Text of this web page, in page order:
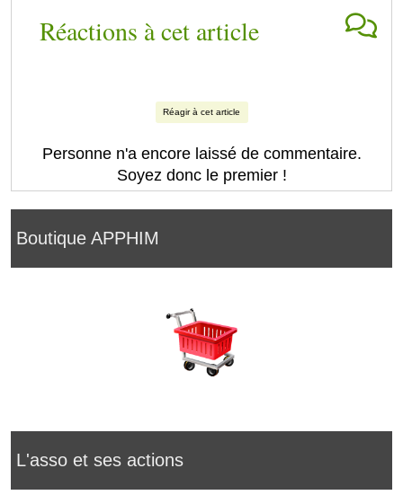
Boutique APPHIM
L'asso et ses actions
Réactions à cet article
Réagir à cet article
Personne n'a encore laissé de commentaire.
Soyez donc le premier !